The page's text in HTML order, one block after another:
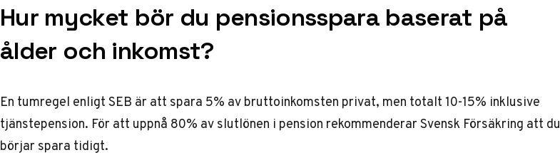
Hur mycket bör du pensionsspara baserat på
ålder och inkomst?
En tumregel enligtSEB är att spara 5% av bruttoinkomsten privat, men totalt 10-15% inklusive
tjänstepension. För att uppnå 80% av slutlönen i pension rekommenderarSvensk Försäkring att du
börjar spara tidigt.